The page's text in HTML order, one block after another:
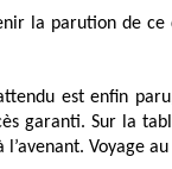
la parution de
est enfin
garanti. Sur la
Voyage